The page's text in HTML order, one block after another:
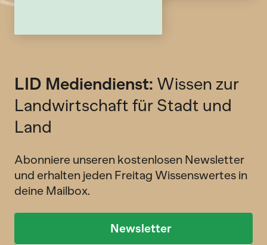
LID Mediendienst: Wissen zur
Landwirtschaft für Stadt und
Land
Abonniere unseren kostenlosen Newsletter
und erhalten jeden Freitag Wissenswertes in
deine Mailbox.
Newsletter